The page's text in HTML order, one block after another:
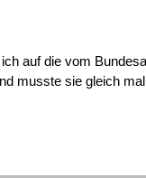
auf die vom
musste sie gleich